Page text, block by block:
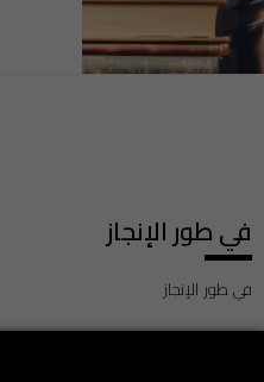
في طور الإنجاز
في طور الإنجاز